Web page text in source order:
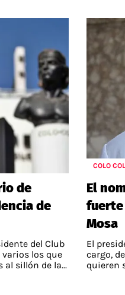
de
de
del Club
varios los que
al sillón de la...
COLO
El
fuerte
Mosa
El
cargo,
quieren